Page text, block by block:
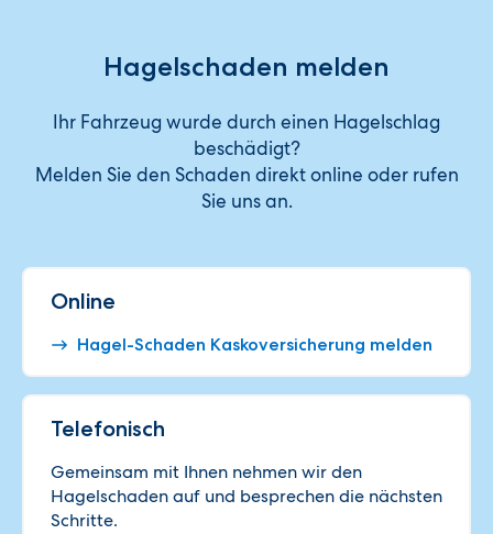
Hagelschaden melden
Ihr Fahrzeug wurde durch einen Hagelschlag
beschädigt?
Melden Sie den Schaden direkt online oder rufen
Sie uns an.
Online
Hagel-Schaden Kaskoversicherung melden
Telefonisch
Gemeinsam mit Ihnen nehmen wir den
Hagelschaden auf und besprechen die nächsten
Schritte.